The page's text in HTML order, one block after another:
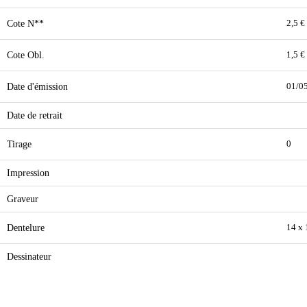
Cote N** 2,5 €
Cote Obl. 1,5 €
Date d'émission 01/
Date de retrait
Tirage 0
Impression
Graveur
Dentelure 14 x
Dessinateur